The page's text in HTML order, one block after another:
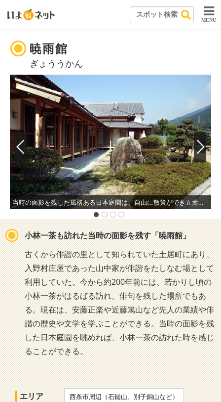
MENU
暁雨館
ぎょううかん
当時の面影を残した風格ある日本庭園は、自由に散策ができ五葉松が見どころ。
小林一茶も訪れた当時の面影を残す「暁雨館」
古くから俳諧の里として知られていた土居町にあり、
入野村庄屋であった山中家が俳諧をたしなむ場として
利用していた。今から約200年前には、若かりし頃の
小林一茶がはるばる訪れ、俳句を残した場所でもあ
る。現在は、安藤正楽や近藤篤山など先人の業績や俳
諧の歴史や文学を学ぶことができる。当時の面影を残
した日本庭園を眺めれば、小林一茶の訪れた時を感じ
ることができる。
エリア 西条市周辺（石鎚山、別子銅山など）